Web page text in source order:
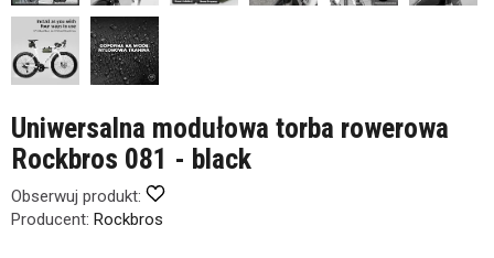
Uniwersalna modułowa torba rowerowa
Rockbros 081 - black
Obserwuj produkt:
Producent: Rockbros